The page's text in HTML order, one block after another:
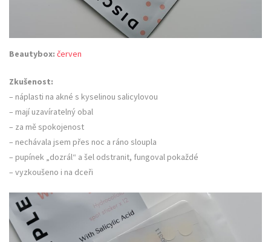
Beautybox: červen
Zkušenost:
– náplasti na akné s kyselinou salicylovou
– mají uzavíratelný obal
– za mě spokojenost
– nechávala jsem přes noc a ráno sloupla
– pupínek „dozrál“ a šel odstranit, fungoval pokaždé
– vyzkoušeno i na dceři